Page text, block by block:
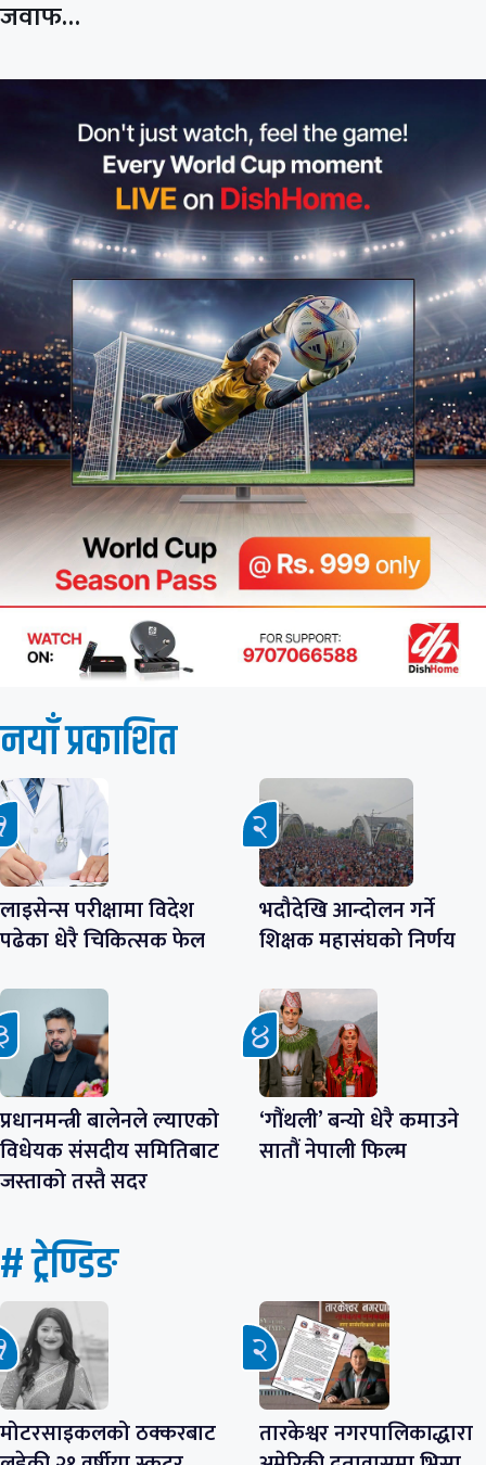
जवाफ…
नयाँ प्रकाशित
लाइसेन्स परीक्षामा विदेश
पढेका धेरै चिकित्सक फेल
भदौदेखि आन्दोलन गर्ने
शिक्षक महासंघको निर्णय
प्रधानमन्त्री बालेनले ल्याएको
विधेयक संसदीय समितिबाट
जस्ताको तस्तै सदर
‘गौंथली’ बन्यो धेरै कमाउने
सातौं नेपाली फिल्म
# ट्रेण्डिङ
मोटरसाइकलको ठक्करबाट
तारकेश्वर नगरपालिकाद्धारा